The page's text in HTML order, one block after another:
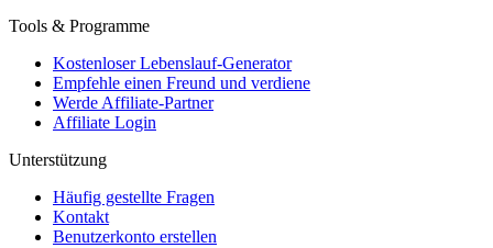
Tools & Programme
Kostenloser Lebenslauf-Generator
Empfehle einen Freund und verdiene
Werde Affiliate-Partner
Affiliate Login
Unterstützung
Häufig gestellte Fragen
Kontakt
Benutzerkonto erstellen